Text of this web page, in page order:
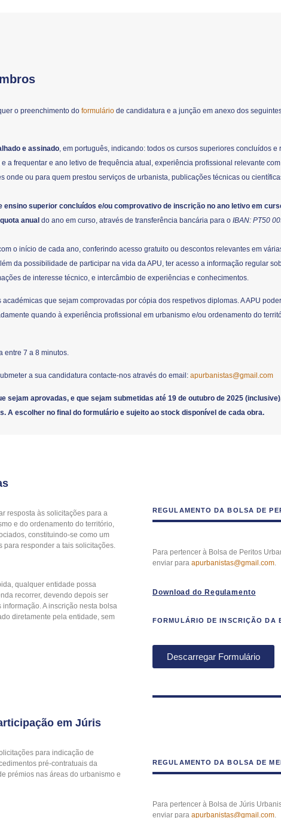
o preenchimento do formulário de candidatura e a junção em anexo dos
e assinado, em português, indicando: todos os cursos superiores concluídos e
a frequentar e ano letivo de frequência atual, experiência profissional relevante
onde ou para quem prestou serviços de urbanista, publicações técnicas ou
ensino superior concluídos e/ou comprovativo de inscrição no ano letivo em
anual do ano em curso, através de transferência bancária para o IBAN: PT50
o início de cada ano, conferindo acesso gratuito ou descontos relevantes em
da possibilidade de participar na vida da APU, ter acesso a informação regular
de interesse técnico, e intercâmbio de experiências e conhecimentos.
que sejam comprovadas por cópia dos respetivos diplomas. A APU
quando à experiência profissional em urbanismo e/ou ordenamento do
entre 7 a 8 minutos.
a sua candidatura contacte-nos através do email: apurbanistas@gmail.com
sejam aprovadas, e que sejam submetidas até 19 de outubro de 2025
A escolher no final do formulário e sujeito ao stock disponível de cada obra.
resposta às solicitações para a
e do ordenamento do território,
constituindo-se como um
responder a tais solicitações.
qualquer entidade possa
recorrer, devendo depois ser
A inscrição nesta bolsa
diretamente pela entidade, sem
REGULAMENTO DA BOLSA DE
Para pertencer à Bolsa de Peritos
enviar para apurbanistas@gmail.com
Download do Regulamento
FORMULÁRIO DE INSCRIÇÃO DA
Descarregar Formulário
em Júris
para indicação de
pré-contratuais da
prémios nas áreas do urbanismo e
REGULAMENTO DA BOLSA DE
Para pertencer à Bolsa de Júris
enviar para apurbanistas@gmail.com.